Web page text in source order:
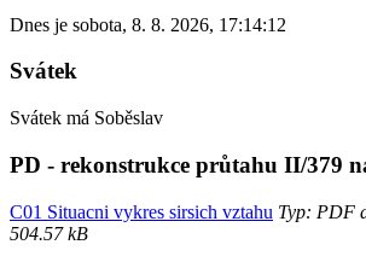
Dnes je sobota, 8. 8. 2026, 17:14:12
Svátek
Svátek má Soběslav
PD - rekonstrukce průtahu II/379
C01 Situacni vykres sirsich vztahu Typ: PDF
504.57 kB